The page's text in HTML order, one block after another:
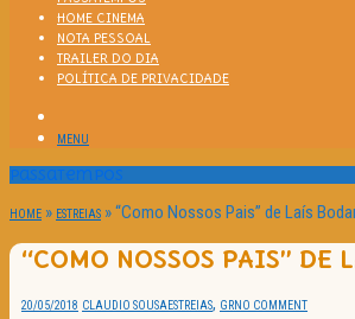
HOME CINEMA
NOTA PESSOAL
TRAILER DO DIA
POLÍTICA DE PRIVACIDADE
MENU
Passatempos
HOME » ESTREIAS »“Como Nossos Pais” de Laís
“COMO NOSSOS PAIS” DE
20/05/2018 CLAUDIO SOUSAESTREIAS, GRNO COMMENT